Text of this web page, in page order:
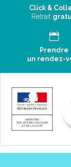
Click &
Retrait
Prendre
un rendez-